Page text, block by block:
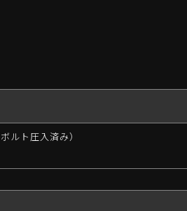
ルト圧入済み）